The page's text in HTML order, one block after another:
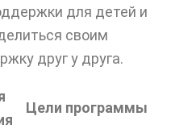
для детей и
своим
друг у друга.
Цели программы